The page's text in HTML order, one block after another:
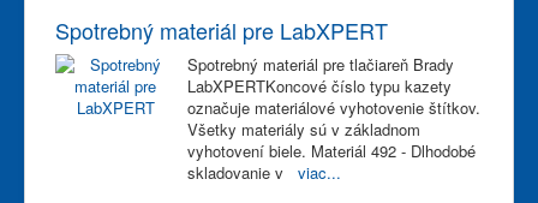
Spotrebný materiál pre LabXPERT
Spotrebný materiál pre tlačiareň Brady
LabXPERTKoncové číslo typu kazety
označuje materiálové vyhotovenie štítkov.
Všetky materiály sú v základnom
vyhotovení biele. Materiál 492 - Dlhodobé
skladovanie v viac...